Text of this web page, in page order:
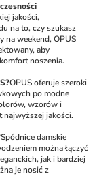
jakości,
na to, czy szukasz
na weekend, OPUS
aby
noszenia.
OPUS oferuje szeroki
po modne
wzorów i
najwyższej jakości.
Spódnice damskie
można łączyć
jak i bardziej
je nosić z